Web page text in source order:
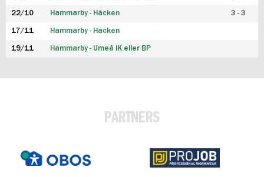
22/10 Hammarby - Häcken 3 - 3
17/11 Hammarby - Häcken
19/11 Hammarby - Umeå IK eller BP
PARTNERS